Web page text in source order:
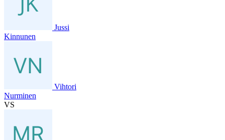
Jussi
Kinnunen
Vihtori
Nurminen
VS